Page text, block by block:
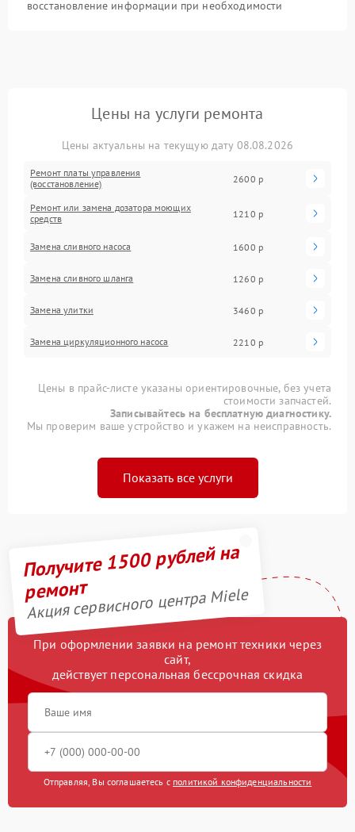
восстановление информации при необходимости
Цены на услуги ремонта
Цены актуальны на текущую дату 08.08.2026
Ремонт платы управления
(восстановление)
2600 р
Ремонт или замена дозатора моющих
средств
1210 р
Замена сливного насоса 1600 р
Замена сливного шланга 1260 р
Замена улитки 3460 р
Замена циркуляционного насоса 2210 р
Цены в прайс-листе указаны ориентировочные, без учета
стоимости запчастей.
Записывайтесь на бесплатную диагностику.
Мы проверим ваше устройство и укажем на неисправность.
Показать все услуги
Получите 1500 рублей на
ремонт
Акция сервисного центра Miele
При оформлении заявки на ремонт техники через
сайт,
действует персональная бессрочная скидка
Отправляя, Вы соглашаетесь с политикой конфиденциальности